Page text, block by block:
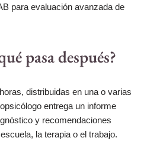
para evaluación avanzada de
pasa después?
distribuidas en una o varias
entrega un informe
y recomendaciones
la terapia o el trabajo.